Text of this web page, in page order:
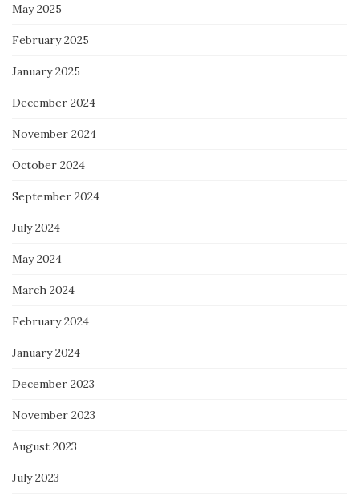
May 2025
February 2025
January 2025
December 2024
November 2024
October 2024
September 2024
July 2024
May 2024
March 2024
February 2024
January 2024
December 2023
November 2023
August 2023
July 2023